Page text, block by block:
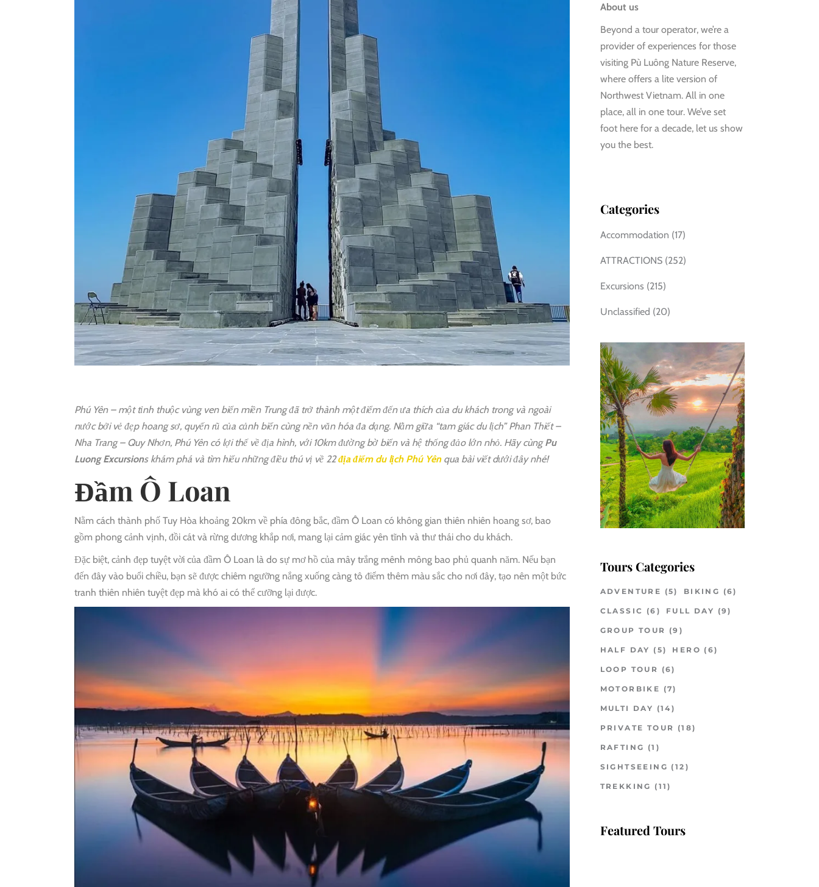
Phú Yên – một tỉnh thuộc vùng ven biển miền Trung đã trở thành một điểm đến ưa thích của du khách trong và ngoài
nước bởi vẻ đẹp hoang sơ, quyến rũ của cảnh biển cùng nền văn hóa đa dạng. Nằm giữa “tam giác du lịch” Phan Thiết –
Nha Trang – Quy Nhơn, Phú Yên có lợi thế về địa hình, với 10km đường bờ biển và hệ thống đảo lớn nhỏ. Hãy cùngPu
Luong Excursions khám phá và tìm hiểu những điều thú vị về 22địa điểm du lịch Phú Yênqua bài viết dưới đây nhé!
Đầm Ô Loan
Nằm cách thành phố Tuy Hòa khoảng 20km về phía đông bắc, đầm Ô Loan có không gian thiên nhiên hoang sơ, bao
gồm phong cảnh vịnh, đồi cát và rừng dương khắp nơi, mang lại cảm giác yên tĩnh và thư thái cho du khách.
Đặc biệt, cảnh đẹp tuyệt vời của đầm Ô Loan là do sự mơ hồ của mây trắng mênh mông bao phủ quanh năm. Nếu bạn
đến đây vào buổi chiều, bạn sẽ được chiêm ngưỡng nắng xuống càng tô điểm thêm màu sắc cho nơi đây, tạo nên một bức
tranh thiên nhiên tuyệt đẹp mà khó ai có thể cưỡng lại được.
About us
Beyond a tour operator, we’re a
provider of experiences for those
visiting Pù Luông Nature Reserve,
where offers a lite version of
Northwest Vietnam. All in one
place, all in one tour. We’ve set
foot here for a decade, let us show
you the best.
Categories
Accommodation (17)
ATTRACTIONS(252)
Excursions (215)
Unclassified (20)
Tours Categories
ADVENTURE (5) BIKING (6)
CLASSIC (6) FULL DAY (9)
GROUP TOUR (9)
HALF DAY (5) HERO (6)
LOOP TOUR (6)
MOTORBIKE (7)
MULTI DAY (14)
PRIVATE TOUR (18)
RAFTING (1)
SIGHTSEEING (12)
TREKKING (11)
Featured Tours